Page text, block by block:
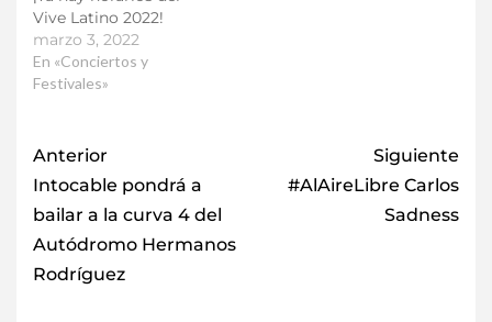
Vive Latino 2022!
marzo 3, 2022
En «Conciertos y
Festivales»
Anterior
Intocable pondrá a
bailar a la curva 4 del
Autódromo Hermanos
Rodríguez
Siguiente
#AlAireLibre Carlos
Sadness